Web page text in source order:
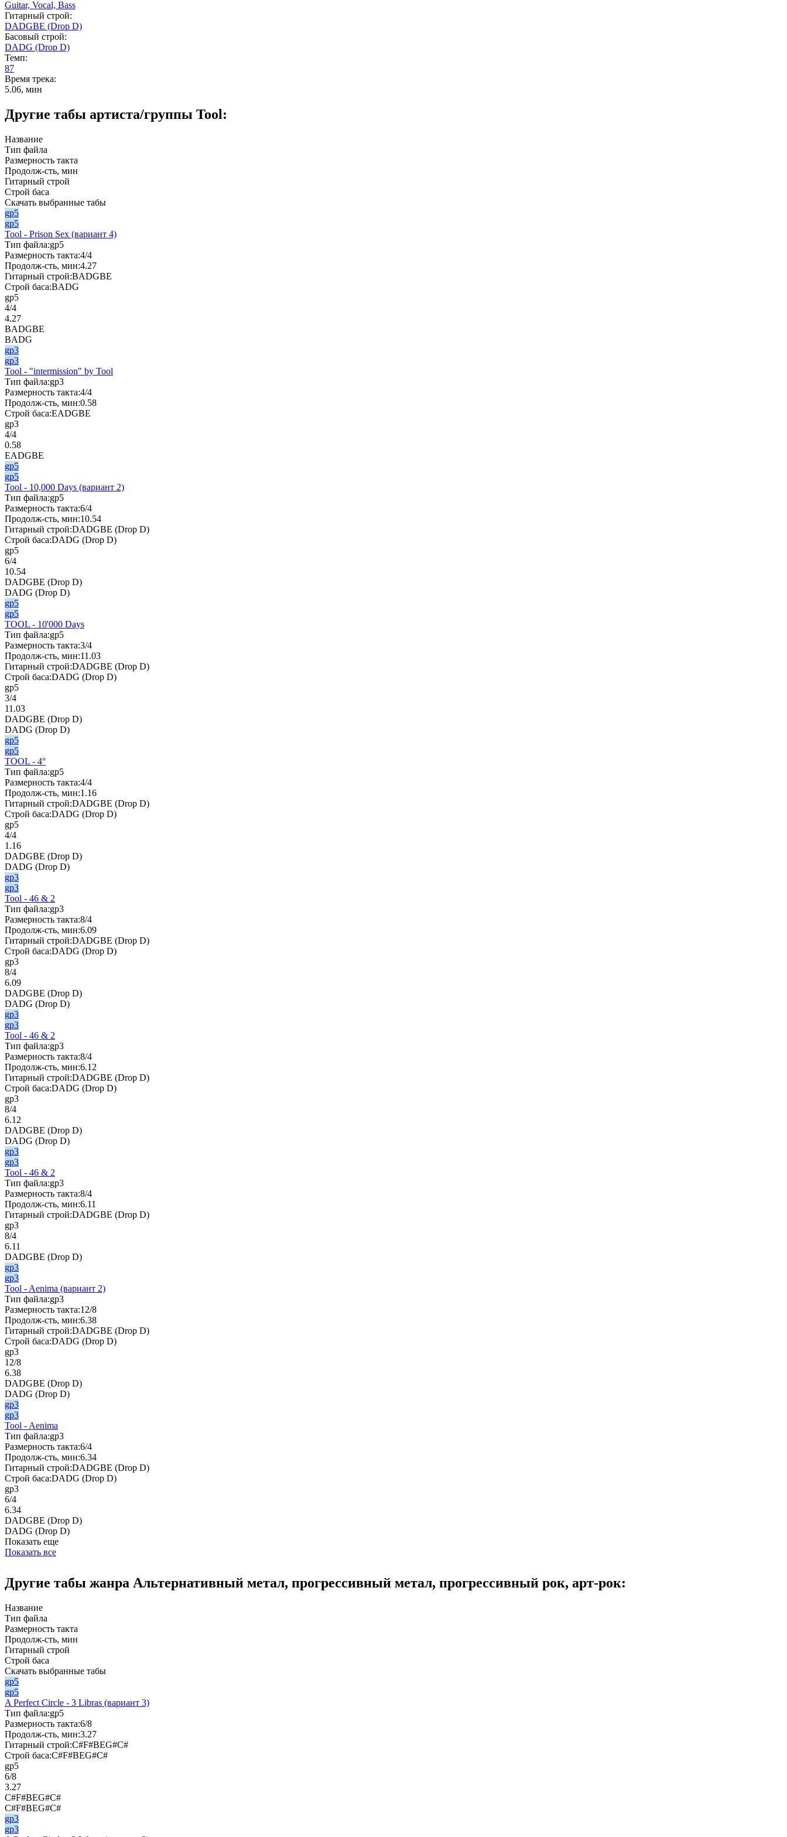
Guitar, Vocal, Bass
Гитарный строй:
DADGBE (Drop D)
Басовый строй:
DADG (Drop D)
Темп:
87
Время трека:
5.06, мин
Другие табы артиста/группы Tool:
Название
Тип файла
Размерность такта
Продолж-сть, мин
Гитарный строй
Строй баса
Скачать выбранные табы
gp5
gp5
Tool - Prison Sex (вариант 4)
Тип файла:gp5
Размерность такта:4/4
Продолж-сть, мин:4.27
Гитарный строй:BADGBE
Строй баса:BADG
gp5
4/4
4.27
BADGBE
BADG
gp3
gp3
Tool - "intermission" by Tool
Тип файла:gp3
Размерность такта:4/4
Продолж-сть, мин:0.58
Строй баса:EADGBE
gp3
4/4
0.58
EADGBE
gp5
gp5
Tool - 10,000 Days (вариант 2)
Тип файла:gp5
Размерность такта:6/4
Продолж-сть, мин:10.54
Гитарный строй:DADGBE (Drop D)
Строй баса:DADG (Drop D)
gp5
6/4
10.54
DADGBE (Drop D)
DADG (Drop D)
gp5
gp5
TOOL - 10'000 Days
Тип файла:gp5
Размерность такта:3/4
Продолж-сть, мин:11.03
Гитарный строй:DADGBE (Drop D)
Строй баса:DADG (Drop D)
gp5
3/4
11.03
DADGBE (Drop D)
DADG (Drop D)
gp5
gp5
TOOL - 4°
Тип файла:gp5
Размерность такта:4/4
Продолж-сть, мин:1.16
Гитарный строй:DADGBE (Drop D)
Строй баса:DADG (Drop D)
gp5
4/4
1.16
DADGBE (Drop D)
DADG (Drop D)
gp3
gp3
Tool - 46 & 2
Тип файла:gp3
Размерность такта:8/4
Продолж-сть, мин:6.09
Гитарный строй:DADGBE (Drop D)
Строй баса:DADG (Drop D)
gp3
8/4
6.09
DADGBE (Drop D)
DADG (Drop D)
gp3
gp3
Tool - 46 & 2
Тип файла:gp3
Размерность такта:8/4
Продолж-сть, мин:6.12
Гитарный строй:DADGBE (Drop D)
Строй баса:DADG (Drop D)
gp3
8/4
6.12
DADGBE (Drop D)
DADG (Drop D)
gp3
gp3
Tool - 46 & 2
Тип файла:gp3
Размерность такта:8/4
Продолж-сть, мин:6.11
Гитарный строй:DADGBE (Drop D)
gp3
8/4
6.11
DADGBE (Drop D)
gp3
gp3
Tool - Aenima (вариант 2)
Тип файла:gp3
Размерность такта:12/8
Продолж-сть, мин:6.38
Гитарный строй:DADGBE (Drop D)
Строй баса:DADG (Drop D)
gp3
12/8
6.38
DADGBE (Drop D)
DADG (Drop D)
gp3
gp3
Tool - Aenima
Тип файла:gp3
Размерность такта:6/4
Продолж-сть, мин:6.34
Гитарный строй:DADGBE (Drop D)
Строй баса:DADG (Drop D)
gp3
6/4
6.34
DADGBE (Drop D)
DADG (Drop D)
Показать еще
Показать все
Другие табы жанра Альтернативный метал, прогрессивный метал, прогрессивный рок, арт-рок:
Название
Тип файла
Размерность такта
Продолж-сть, мин
Гитарный строй
Строй баса
Скачать выбранные табы
gp5
gp5
A Perfect Circle - 3 Libras (вариант 3)
Тип файла:gp5
Размерность такта:6/8
Продолж-сть, мин:3.27
Гитарный строй:C#F#BEG#C#
Строй баса:C#F#BEG#C#
gp5
6/8
3.27
C#F#BEG#C#
C#F#BEG#C#
gp3
gp3